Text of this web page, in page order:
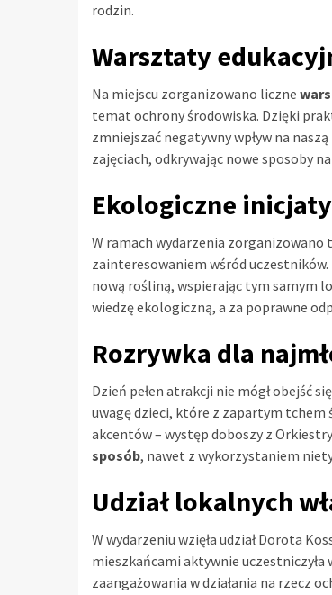
rodzin.
Warsztaty
Na miejscu zorganizowano liczne
temat ochrony środowiska. Dzięki
zmniejszać negatywny wpływ na
zajęciach, odkrywając nowe sposoby
Ekologiczne
W ramach wydarzenia
zainteresowaniem wśród
nową rośliną, wspierając tym samym
wiedzę ekologiczną, a za poprawne
Rozrywka dla
Dzień pełen atrakcji nie mógł obejść
uwagę dzieci, które z zapartym tchem
akcentów – występ doboszy z
sposób, nawet z wykorzystaniem
Udział lokalnych
W wydarzeniu wzięła udział Dorota
mieszkańcami aktywnie
zaangażowania w działania na rzecz